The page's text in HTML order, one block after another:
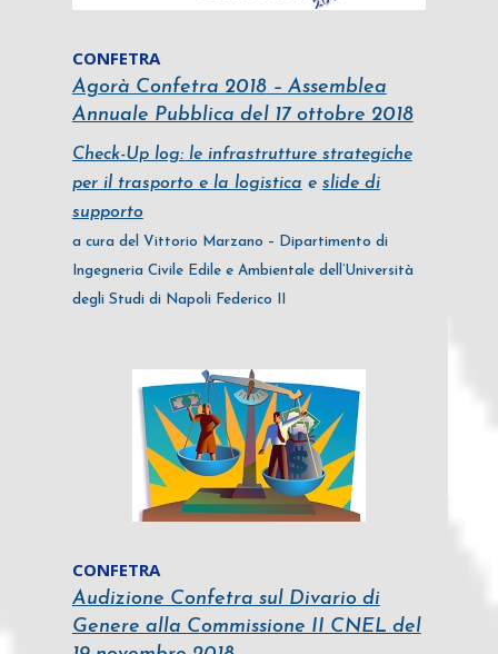
CONFETRA
Agorà Confetra 2018– Assemblea
Annuale Pubblica del 17 ottobre 2018
Check-Up log: le infrastrutture strategiche
per il trasporto e la logistica e slide di
supporto
a cura del Vittorio Marzano – Dipartimento di
Ingegneria Civile Edile e Ambientale dell’Università
degli Studi di Napoli Federico II
CONFETRA
Audizione Confetra sul Divario di
Genere alla Commissione II CNEL del